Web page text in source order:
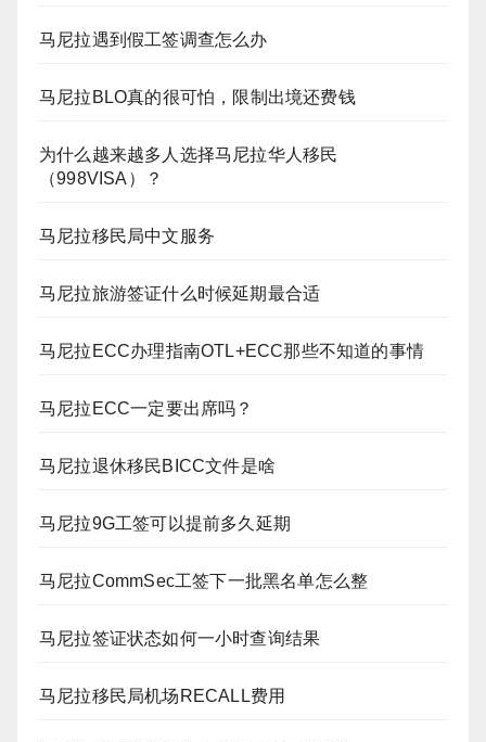
马尼拉遇到假工签调查怎么办
马尼拉BLO真的很可怕，限制出境还费钱
为什么越来越多人选择马尼拉华人移民
（998VISA）？
马尼拉移民局中文服务
马尼拉旅游签证什么时候延期最合适
马尼拉ECC办理指南OTL+ECC那些不知道的事情
马尼拉ECC一定要出席吗？
马尼拉退休移民BICC文件是啥
马尼拉9G工签可以提前多久延期
马尼拉CommSec工签下一批黑名单怎么整
马尼拉签证状态如何一小时查询结果
马尼拉移民局机场RECALL费用